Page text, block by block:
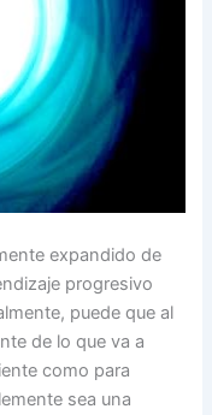
expandido de
progresivo
puede que al
de lo que va a
como para
sea una